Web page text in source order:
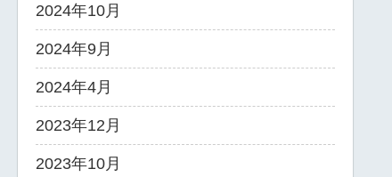
2024年10月
2024年9月
2024年4月
2023年12月
2023年10月